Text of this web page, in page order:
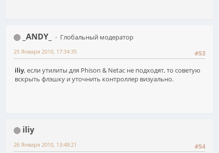
_ANDY_
Глобальный модератор
#53
25 Января 2010, 17:34:35
iliy, если утилиты для Phison & Netac не подходят, то советую
вскрыть флэшку и уточнить контроллер визуально.
iliy
#54
26 Января 2010, 13:48:21